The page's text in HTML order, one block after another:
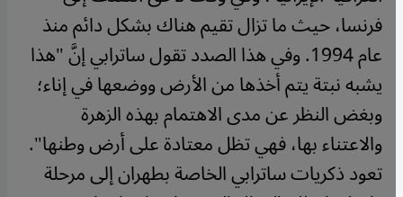
فرنسا، حيث ما تزال تقيم هناك بشكل دائم منذ
عام 1994. وفي هذا الصدد تقول ساترابي إنَّ "هذا
يشبه نبتة يتم أخذها من الأرض ووضعها في إناء؛
وبغض النظر عن مدى الاهتمام بهذه الزهرة
والاعتناء بها، فهي تظل معتادة على أرض وطنها".
تعود ذكريات ساترابي الخاصة بطهران إلى مرحلة